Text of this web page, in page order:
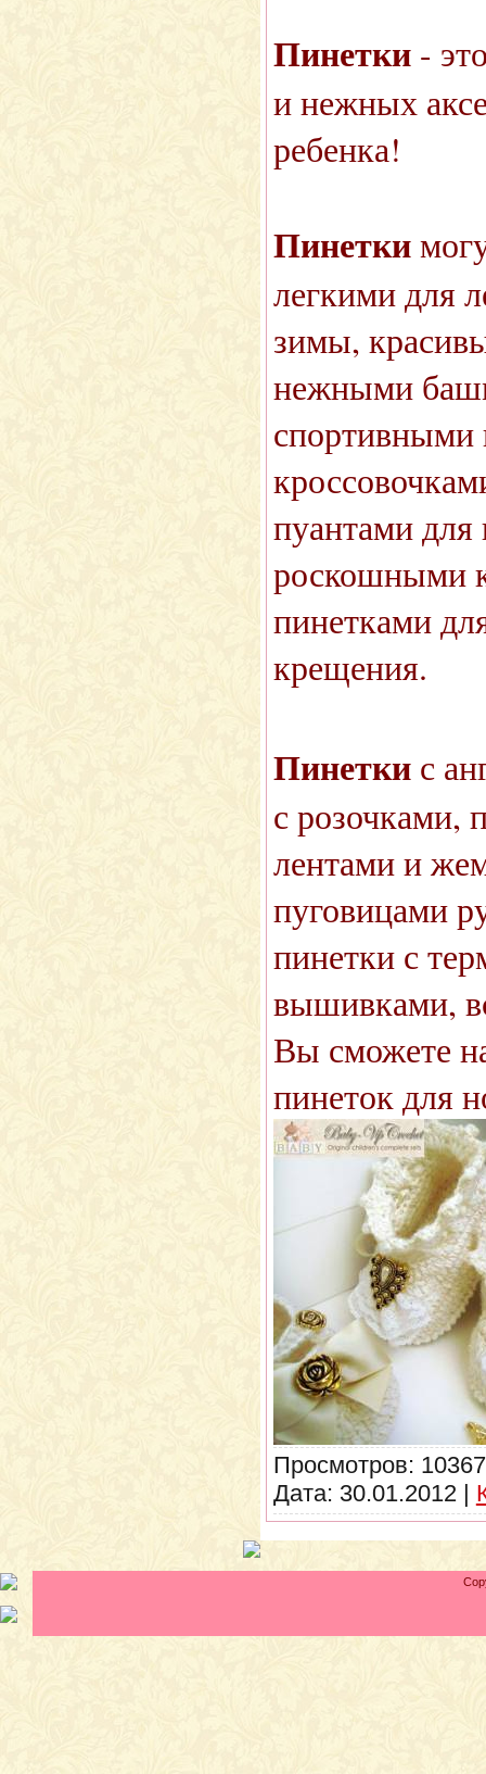
Пинетки-
и нежных
ребенка!
Пинетки
легкими для
зимы,
нежными
спортивными
пуантами
роскошными
пинетками
крещения.
Пинетки с
с розочками,
лентами и
пуговицами
пинетки с
вышивками,
Вы сможете
пинеток для
Просмотров: 10367
Дата: 30.01.2012